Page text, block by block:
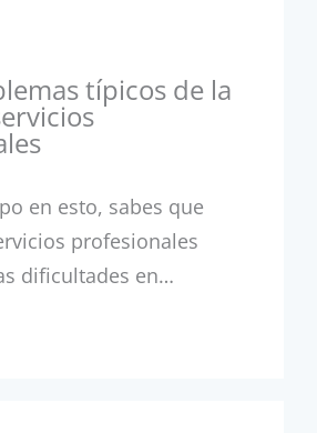
típicos de la
en esto, sabes que
profesionales
dificultades en…